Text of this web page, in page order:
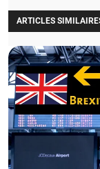
ARTICLES